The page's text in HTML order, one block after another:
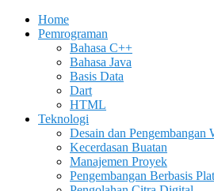
Home
Pemrograman
Bahasa C++
Bahasa Java
Basis Data
Dart
HTML
Teknologi
Desain dan Pengembangan
Kecerdasan Buatan
Manajemen Proyek
Pengembangan Berbasis